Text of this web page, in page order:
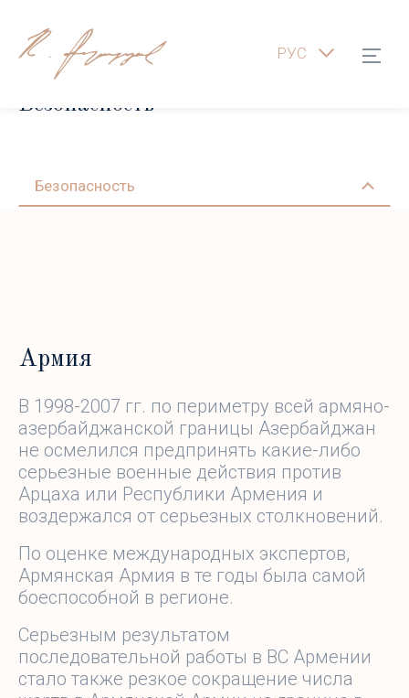
РУС
Безопасность
Безопасность
Армия
В 1998-2007 гг. по периметру всей армяно-
азербайджанской границы Азербайджан
не осмелился предпринять какие-либо
серьезные военные действия против
Арцаха или Республики Армения и
воздержался от серьезных столкновений.
По оценке международных экспертов,
Армянская Армия в те годы была самой
боеспособной в регионе.
Серьезным результатом
последовательной работы в ВС Армении
стало также резкое сокращение числа